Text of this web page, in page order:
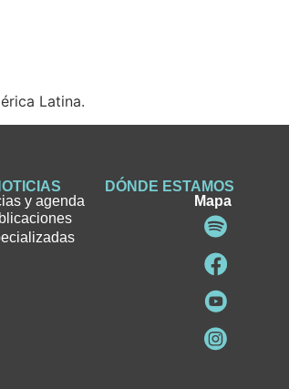
Latina.
y agenda
DÓNDE ESTAMOS
Mapa